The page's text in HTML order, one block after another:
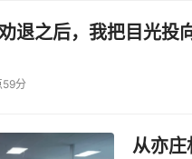
退之后，我把目光投
分
从亦庄